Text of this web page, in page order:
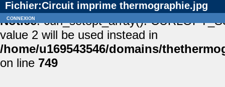
Notice: curl_setopt_array():
value 2 will be used instead in
/home/u169543546/domains/
on line 749
Fichier:Circuit imprime thermographie.jpg
connexion